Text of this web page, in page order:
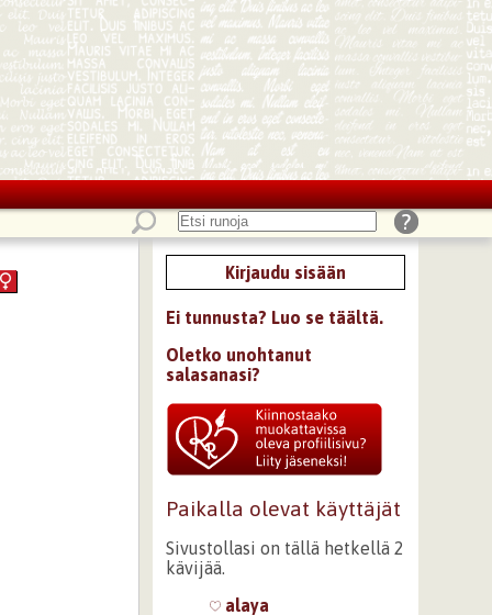
Kirjaudu sisään
Ei tunnusta? Luo se täältä.
Oletko unohtanut
salasanasi?
Paikalla olevat käyttäjät
Sivustollasi on tällä hetkellä 2
kävijää.
alaya